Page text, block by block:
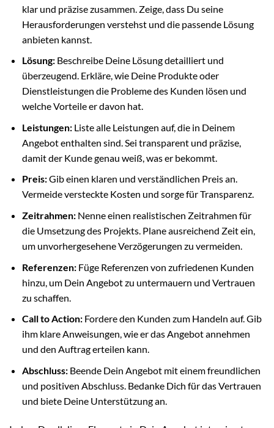
klar und präzise zusammen. Zeige, dass Du seine
Herausforderungen verstehst und die passende Lösung
anbieten kannst.
Lösung:Beschreibe Deine Lösung detailliert und
überzeugend. Erkläre, wie Deine Produkte oder
Dienstleistungen die Probleme des Kunden lösen und
welche Vorteile er davon hat.
Leistungen:Liste alle Leistungen auf, die in Deinem
Angebot enthalten sind. Sei transparent und präzise,
damit der Kunde genau weiß, was er bekommt.
Preis:Gib einen klaren und verständlichen Preis an.
Vermeide versteckte Kosten und sorge für Transparenz.
Zeitrahmen:Nenne einen realistischen Zeitrahmen für
die Umsetzung des Projekts. Plane ausreichend Zeit ein,
um unvorhergesehene Verzögerungen zu vermeiden.
Referenzen:Füge Referenzen von zufriedenen Kunden
hinzu, um Dein Angebot zu untermauern und Vertrauen
zu schaffen.
Call to Action:Fordere den Kunden zum Handeln auf. Gib
ihm klare Anweisungen, wie er das Angebot annehmen
und den Auftrag erteilen kann.
Abschluss:Beende Dein Angebot mit einem freundlichen
und positiven Abschluss. Bedanke Dich für das Vertrauen
und biete Deine Unterstützung an.